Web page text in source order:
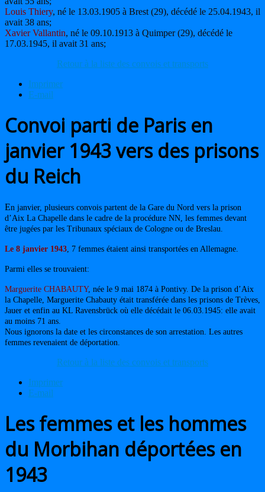
Louis Thiery, né le 13.03.1905 à Brest (29), décédé le 25.04.1943, il
avait 38 ans;
Xavier Vallantin, né le 09.10.1913 à Quimper (29), décédé le
17.03.1945, il avait 31 ans;
Retour à la liste des convois et transports
Imprimer
E-mail
Convoi parti de Paris en
janvier 1943 vers des prisons
du Reich
En janvier, plusieurs convois partent de la Gare du Nord vers la prison
d’Aix La Chapelle dans le cadre de la procédure NN, les femmes devant
être jugées par les Tribunaux spéciaux de Cologne ou de Breslau.
Le 8 janvier 1943 7 femmes étaient ainsi transportées en Allemagne.
Parmi elles se trouvaient:
Marguerite CHABAUTY, née le 9 mai 1874 à Pontivy. De la prison d’Aix
la Chapelle, Marguerite Chabauty était transférée dans les prisons de Trèves,
Jauer et enfin au KL Ravensbrück où elle décédait le 06.03.1945: elle avait
au moins 71 ans.
Nous ignorons la date et les circonstances de son arrestation. Les autres
femmes revenaient de déportation.
Retour à la liste des convois et transports
Imprimer
E-mail
Les femmes et les hommes
du Morbihan déportées en
1943